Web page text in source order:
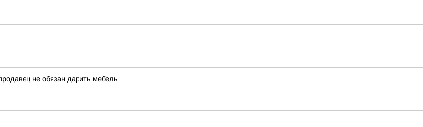
не обязан дарить мебель